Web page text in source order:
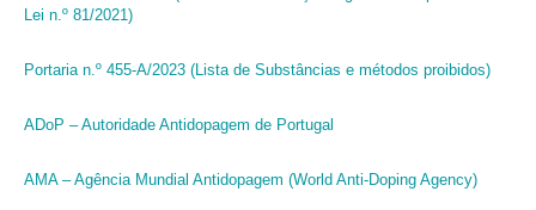
Lei n.º 81/2021)
Portaria n.º 455-A/2023 (Lista de Substâncias e métodos proibidos)
ADoP – Autoridade Antidopagem de Portugal
AMA – Agência Mundial Antidopagem (World Anti-Doping Agency)